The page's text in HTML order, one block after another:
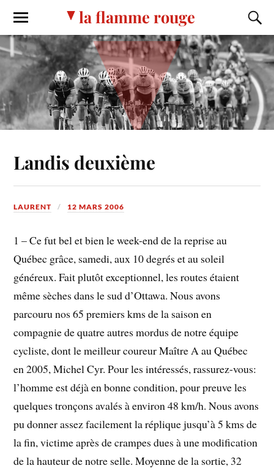
la flamme rouge
Landis deuxième
LAURENT 12 MARS 2006
1 – Ce fut bel et bien le week-end de la reprise au
Québec grâce, samedi, aux 10 degrés et au soleil
généreux. Fait plutôt exceptionnel, les routes étaient
même sèches dans le sud d’Ottawa. Nous avons
parcouru nos 65 premiers kms de la saison en
compagnie de quatre autres mordus de notre équipe
cycliste, dont le meilleur coureur Maître A au Québec
en 2005, Michel Cyr. Pour les intéressés, rassurez-vous:
l’homme est déjà en bonne condition, pour preuve les
quelques tronçons avalés à environ 48 km/h. Nous avons
pu donner assez facilement la réplique jusqu’à 5 kms de
la fin, victime après de crampes dues à une modification
de la hauteur de notre selle. Moyenne de la sortie, 32